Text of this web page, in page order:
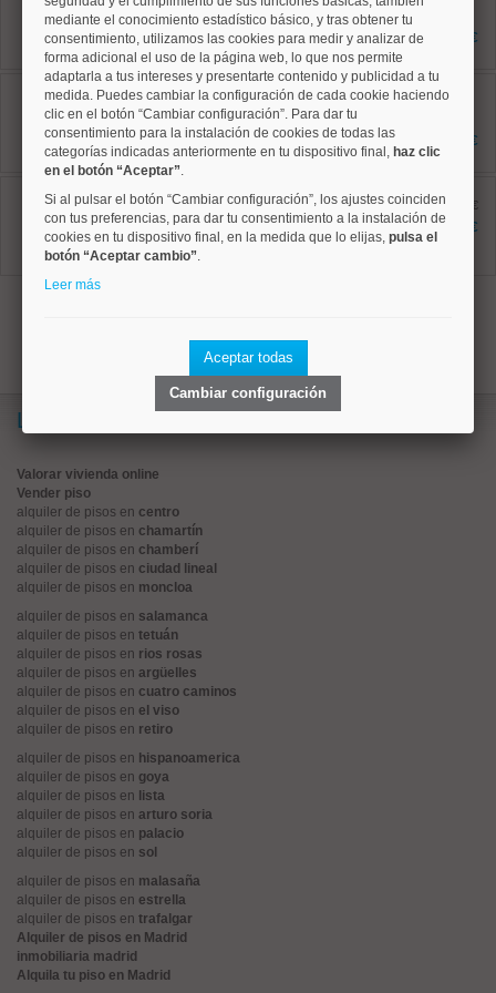
75 m²
2 dormitorios
1 baños
3.000 €
Tetuán, Castillejos
Ref: 50004801
75 m²
2 dormitorios
1 baños
1.650 €
Ref: 50004781
85 m²
3 dormitorios
2 baños
antes 2.195 €
2.095 €
Lo más buscado
Valorar vivienda online
Vender piso
alquiler de pisos en centro
alquiler de pisos en chamartín
alquiler de pisos en chamberí
alquiler de pisos en ciudad lineal
alquiler de pisos en moncloa
alquiler de pisos en salamanca
alquiler de pisos en tetuán
alquiler de pisos en rios rosas
alquiler de pisos en argüelles
alquiler de pisos en cuatro caminos
alquiler de pisos en el viso
alquiler de pisos en retiro
alquiler de pisos en hispanoamerica
alquiler de pisos en goya
alquiler de pisos en lista
alquiler de pisos en arturo soria
alquiler de pisos en palacio
alquiler de pisos en sol
alquiler de pisos en malasaña
alquiler de pisos en estrella
alquiler de pisos en trafalgar
Alquiler de pisos en Madrid
inmobiliaria madrid
Alquila tu piso en Madrid
mediante el conocimiento estadístico básico, y tras obtener tu
consentimiento, utilizamos las cookies para medir y analizar de
forma adicional el uso de la página web, lo que nos permite
adaptarla a tus intereses y presentarte contenido y publicidad a tu
medida. Puedes cambiar la configuración de cada cookie haciendo
clic en el botón “Cambiar configuración”. Para dar tu
consentimiento para la instalación de cookies de todas las
categorías indicadas anteriormente en tu dispositivo final, haz clic
en el botón “Aceptar”.
Si al pulsar el botón “Cambiar configuración”, los ajustes coinciden
con tus preferencias, para dar tu consentimiento a la instalación de
cookies en tu dispositivo final, en la medida que lo elijas, pulsa el
botón “Aceptar cambio”.
Leer más
Aceptar todas
Cambiar configuración